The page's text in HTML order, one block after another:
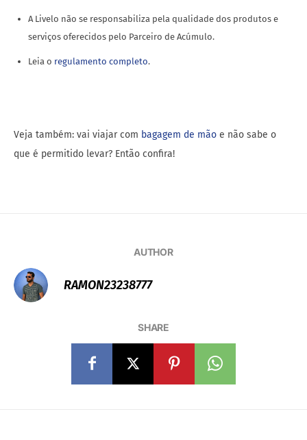
A Livelo não se responsabiliza pela qualidade dos produtos e
serviços oferecidos pelo Parceiro de Acúmulo.
Leia o regulamento completo.
Veja também: vai viajar com bagagem de mão e não sabe o
que é permitido levar? Então confira!
AUTHOR
RAMON23238777
SHARE